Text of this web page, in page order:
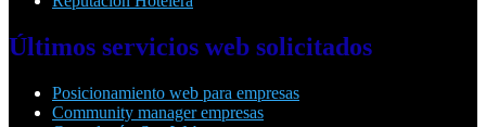
Últimos servicios web solicitados
Posicionamiento web para empresas
Community manager empresas